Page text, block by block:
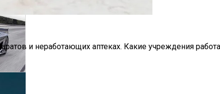
и неработающих аптеках. Какие учреждения